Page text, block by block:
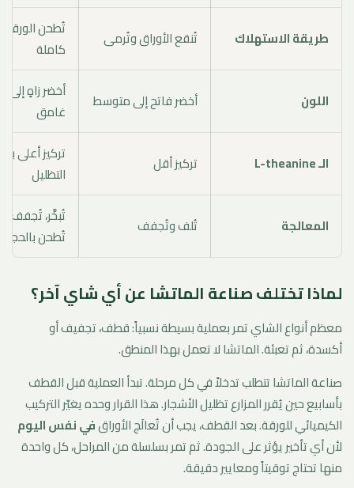
طريقة الاستهلاك تُنقع الأوراق وتُرمى
تُطحن
كاملة
اللون أخضر فاتح إلى متوسط
أخضر زاهٍ إلى
غامق
الـ L-theanine تركيز أقل
تركيز أعلى
التظليل
المعالجة تُلف وتُجفف
تُبخَّر، تُجفف
تُطحن بالحجر
لماذا تختلف صناعة الماتشا عن أي شاي آخر؟
معظم أنواع الشاي تمر بعملية بسيطة نسبياً: قطف، تجفيف أو
أكسدة، ثم تعبئة. الماتشا لا تعمل بهذا المنطق.
صناعة الماتشا تتطلب تدخلاً في كل مرحلة. تبدأ العملية قبل القطف
بأسابيع حين يُقرر المزارع تظليل الأشجار. هذا القرار وحده يغيّر التركيب
الكيميائي للورقة. بعد القطف، يجب أن تُعالَج الأوراقفي نفس اليوم
لأن أي تأخير يؤثر على الجودة. ثم تمر بسلسلة من المراحل، كل واحدة
منها تحتاج توقيتاً ومعايير دقيقة.